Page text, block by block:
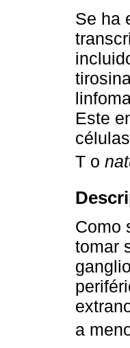
Se ha
Este
T o
Como
tomar
a